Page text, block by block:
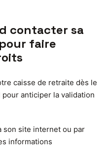
contacter sa
faire
caisse de retraite dès le
anticiper la validation
son site internet ou par
informations